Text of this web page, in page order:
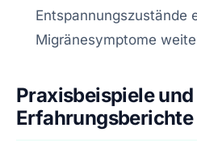
Entspannungszustände
Migränesymptome
Praxisbeispiele und
Erfahrungsberichte